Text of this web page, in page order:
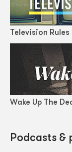
Television Rules
Wake Up The
Podcasts &